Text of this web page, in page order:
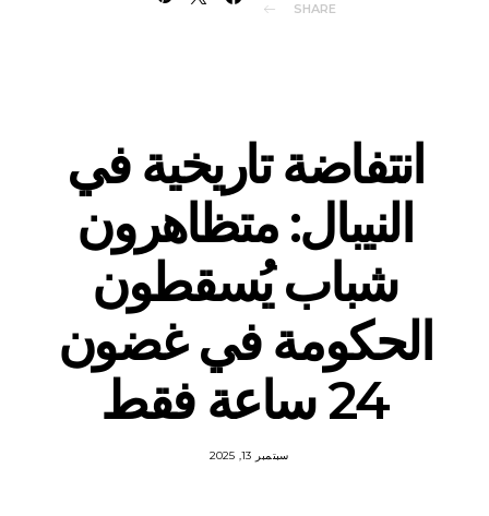
SHARE
انتفاضة تاريخية في
النيبال: متظاهرون
شباب يُسقطون
الحكومة في غضون
24 ساعة فقط
سبتمبر 13, 2025